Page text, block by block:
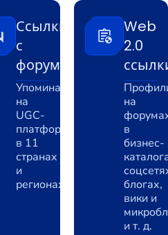
Ссылки
с
форумов
Упоминания
на
UGC-
платформах
в 11
странах
и
регионах
Web
2.0
на
в
бизнес-
блогах,
вики и
и т. д.